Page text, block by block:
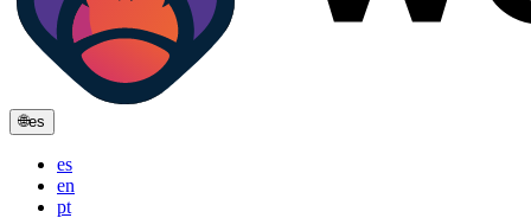
🌐es
es
en
pt